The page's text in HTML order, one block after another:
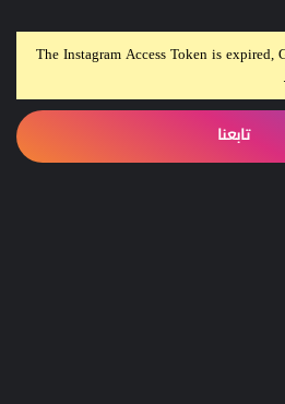
The Instagram Access Token is
تابعنا